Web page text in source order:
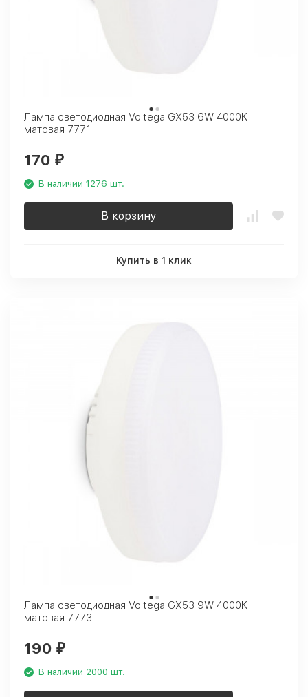
Лампа светодиодная Voltega GX53 6W 4000K
матовая 7771
170 ₽
В наличии 1276 шт.
В корзину
Купить в 1 клик
Лампа светодиодная Voltega GX53 9W 4000K
матовая 7773
190 ₽
В наличии 2000 шт.